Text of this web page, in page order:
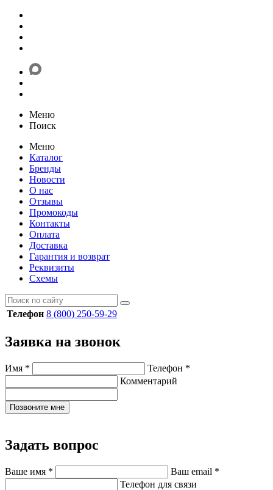
Меню
Поиск
Меню
Каталог
Бренды
Новости
О нас
Отзывы
Промокоды
Контакты
Оплата
Доставка
Гарантия и возврат
Реквизиты
Схемы
Телефон 8 (800) 250-59-29
Заявка на звонок
Имя * Телефон *
Комментарий
Позвоните мне
Задать вопрос
Ваше имя * Ваш email *
Телефон для связи